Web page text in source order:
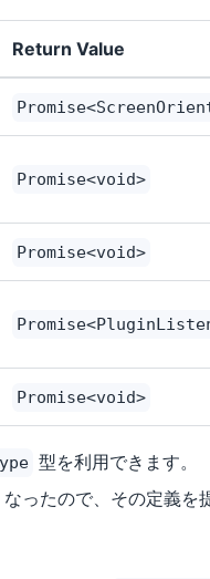
Return Value
Promise<void>
Promise<void>
Promise<void>
型を利用できます。
ったので、その定義を